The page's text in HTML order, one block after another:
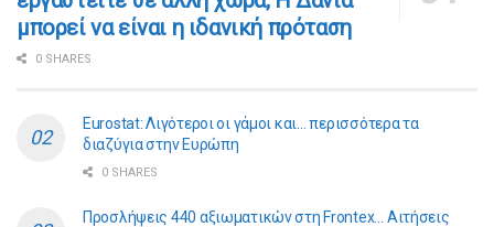
μπορεί να είναι η ιδανική πρόταση
0 SHARES
Eurostat: Λιγότεροι οι γάμοι και… περισσότερα τα
διαζύγια στην Ευρώπη
0 SHARES
Προσλήψεις 440 αξιωματικών στη Frontex… Αιτήσεις